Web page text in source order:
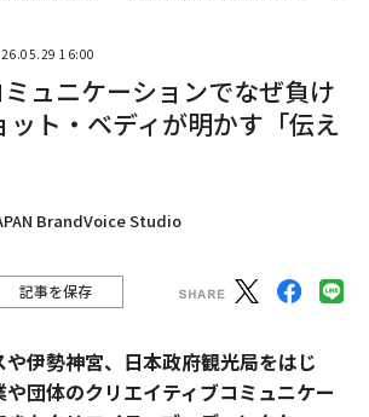
16:00
ュニケーションでなぜ負け
ット・ベディが明かす「伝え
BrandVoice Studio
記事を保存
や伊勢神宮、日本政府観光局をはじ
団体のクリエイティブコミュニケー